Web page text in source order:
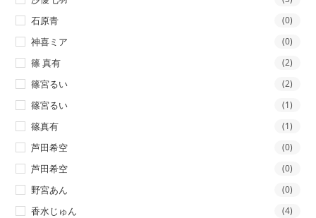
石原青 (0)
神喜ミア (0)
篠 真有 (2)
篠宮るい (2)
篠宮るい (1)
篠真有 (1)
芦田希空 (0)
芦田希空 (0)
野宮あん (0)
香水じゅん (4)